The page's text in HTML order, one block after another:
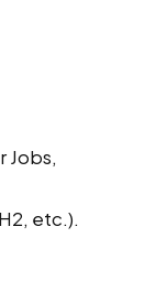
Jobs,
etc.).